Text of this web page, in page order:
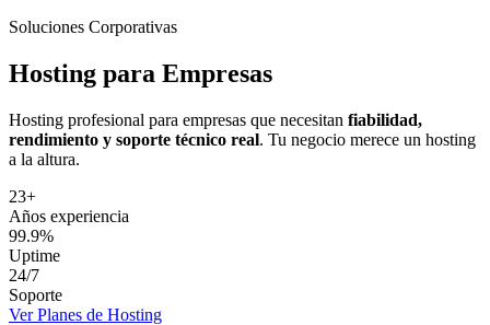
Soluciones Corporativas
Hosting para Empresas
Hosting profesional para empresas que necesitan fiabilidad,
rendimiento y soporte técnico real. Tu negocio merece un hosting
a la altura.
23+
Años experiencia
99.9%
Uptime
24/7
Soporte
Ver Planes de Hosting